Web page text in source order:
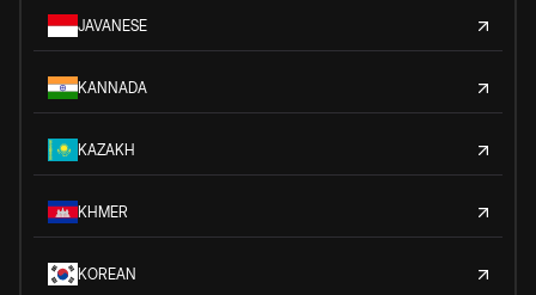
JAVANESE
KANNADA
KAZAKH
KHMER
KOREAN